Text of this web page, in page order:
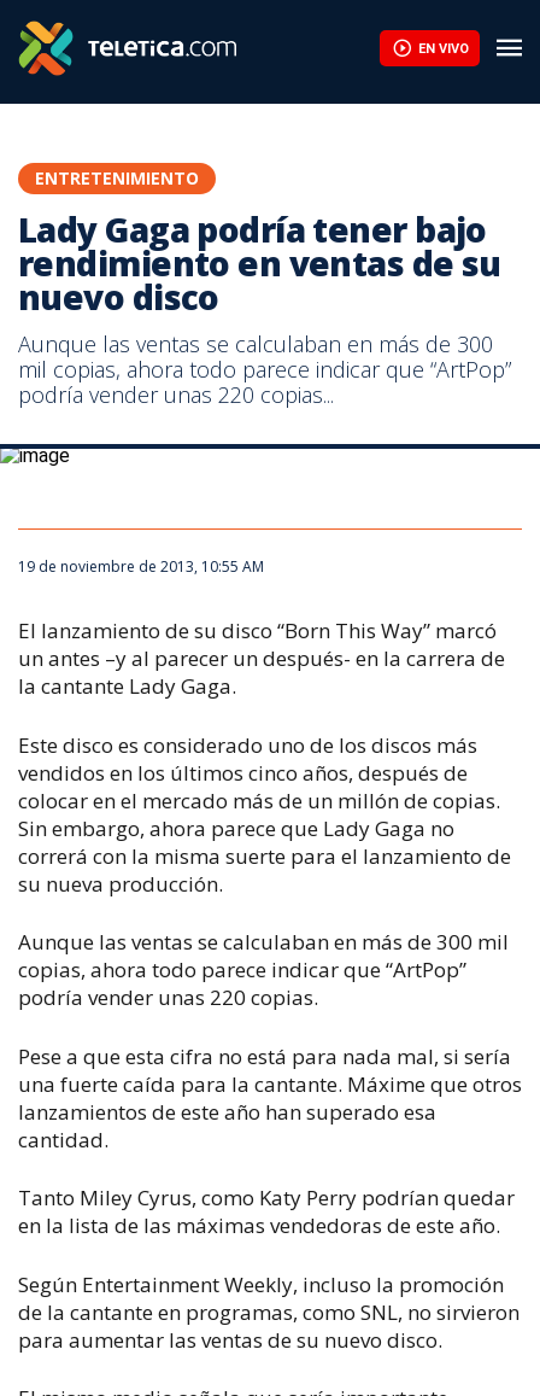
EN VIVO
ENTRETENIMIENTO
Lady Gaga podría tener bajo
rendimiento en ventas de su
nuevo disco
Aunque las ventas se calculaban en más de 300
mil copias, ahora todo parece indicar que “ArtPop”
podría vender unas 220 copias...
Las ventas del disco también las relacionan con el bajo
19 de noviembre de 2013, 10:55 AM
El lanzamiento de su disco “Born This Way” marcó
un antes –y al parecer un después- en la carrera de
la cantante Lady Gaga.
Este disco es considerado uno de los discos más
vendidos en los últimos cinco años, después de
colocar en el mercado más de un millón de copias.
Sin embargo, ahora parece que Lady Gaga no
correrá con la misma suerte para el lanzamiento de
su nueva producción.
Aunque las ventas se calculaban en más de 300 mil
copias, ahora todo parece indicar que “ArtPop”
podría vender unas 220 copias.
Pese a que esta cifra no está para nada mal, si sería
una fuerte caída para la cantante. Máxime que otros
lanzamientos de este año han superado esa
cantidad.
Tanto Miley Cyrus, como Katy Perry podrían quedar
en la lista de las máximas vendedoras de este año.
Según Entertainment Weekly, incluso la promoción
de la cantante en programas, como SNL, no sirvieron
para aumentar las ventas de su nuevo disco.